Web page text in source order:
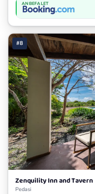
ANBEFALET
#8
Zenquility Inn and Tavern
Pedasi